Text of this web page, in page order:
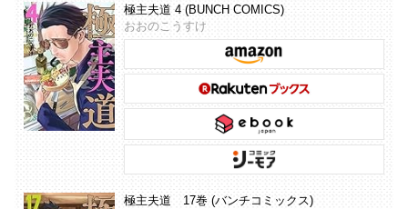
極主夫道 4 (BUNCH COMICS)
おおのこうすけ
極主夫道 17巻 (バンチコミックス)